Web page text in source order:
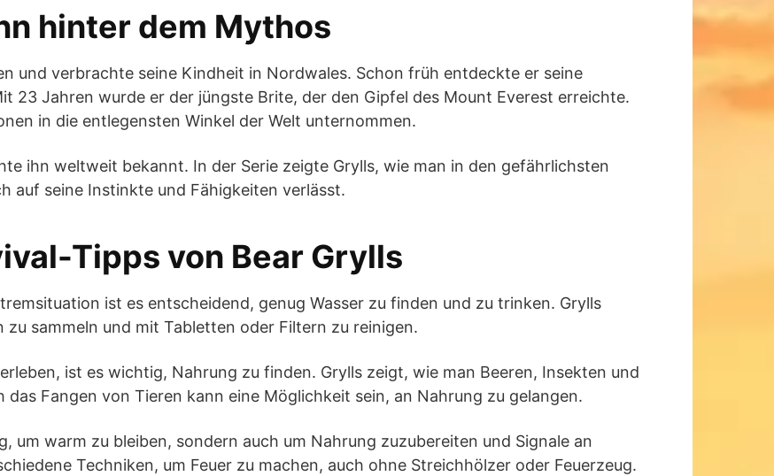
hinter dem Mythos
und verbrachte seine Kindheit in Nordwales. Schon früh entdeckte er seine
23 Jahren wurde er der jüngste Brite, der den Gipfel des Mount Everest erreichte.
in die entlegensten Winkel der Welt unternommen.
ihn weltweit bekannt. In der Serie zeigte Grylls, wie man in den gefährlichsten
auf seine Instinkte und Fähigkeiten verlässt.
Tipps von Bear Grylls
ist es entscheidend, genug Wasser zu finden und zu trinken. Grylls
zu sammeln und mit Tabletten oder Filtern zu reinigen.
ist es wichtig, Nahrung zu finden. Grylls zeigt, wie man Beeren, Insekten und
Fangen von Tieren kann eine Möglichkeit sein, an Nahrung zu gelangen.
um warm zu bleiben, sondern auch um Nahrung zuzubereiten und Signale an
Techniken, um Feuer zu machen, auch ohne Streichhölzer oder Feuerzeug.